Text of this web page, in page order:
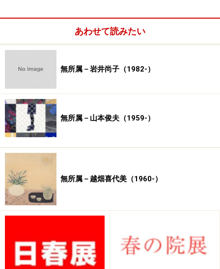
あわせて読みたい
無所属－岩井尚子（1982-）
無所属－山本俊夫（1959-）
無所属－越畑喜代美（1960-）